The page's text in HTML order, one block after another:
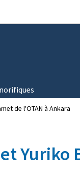
de l'OTAN à Ankara
Yuriko